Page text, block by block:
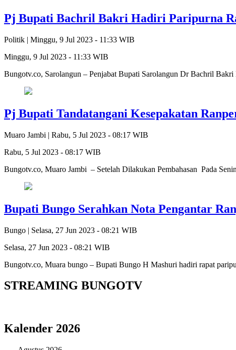
Pj Bupati Bachril Bakri Hadiri Paripurna
Politik | Minggu, 9 Jul 2023 - 11:33 WIB
Minggu, 9 Jul 2023 - 11:33 WIB
Bungotv.co, Sarolangun – Penjabat Bupati Sarolangun Dr Bachril
Pj Bupati Tandatangani Kesepakatan
Muaro Jambi | Rabu, 5 Jul 2023 - 08:17 WIB
Rabu, 5 Jul 2023 - 08:17 WIB
Bungotv.co, Muaro Jambi – Setelah Dilakukan Pembahasan Pada
Bupati Bungo Serahkan Nota Pengantar
Bungo | Selasa, 27 Jun 2023 - 08:21 WIB
Selasa, 27 Jun 2023 - 08:21 WIB
Bungotv.co, Muara bungo – Bupati Bungo H Mashuri hadiri rapat
STREAMING BUNGOTV
Kalender 2026